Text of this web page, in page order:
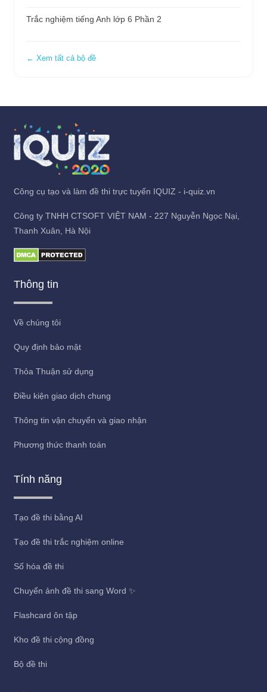
Trắc nghiệm tiếng Anh lớp 6 Phần 2
← Xem tất cả bộ đề
Công cụ tạo và làm đề thi trực tuyến IQUIZ - i-quiz.vn
Công ty TNHH CTSOFT VIỆT NAM - 227 Nguyễn Ngọc Nại,
Thanh Xuân, Hà Nội
Thông tin
Về chúng tôi
Quy định bảo mật
Thỏa Thuận sử dụng
Điều kiện giao dịch chung
Thông tin vận chuyển và giao nhận
Phương thức thanh toán
Tính năng
Tạo đề thi bằng AI
Tạo đề thi trắc nghiệm online
Số hóa đề thi
Chuyển ảnh đề thi sang Word ✨
Flashcard ôn tập
Kho đề thi cộng đồng
Bộ đề thi